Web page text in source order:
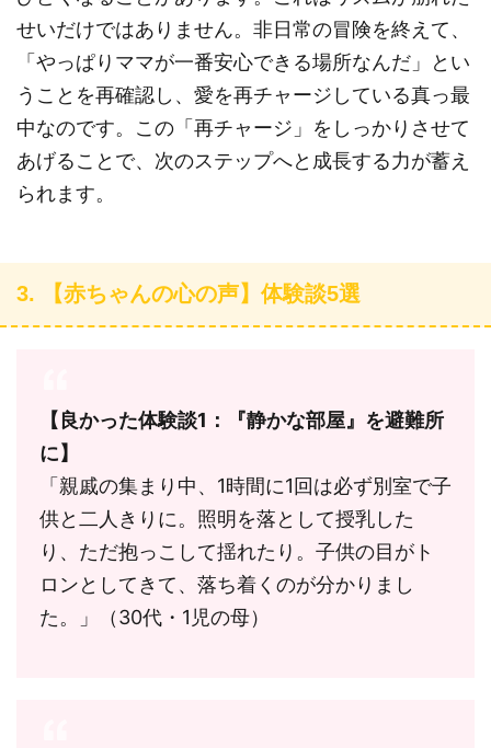
せいだけではありません。非日常の冒険を終えて、
「やっぱりママが一番安心できる場所なんだ」とい
うことを再確認し、愛を再チャージしている真っ最
中なのです。この「再チャージ」をしっかりさせて
あげることで、次のステップへと成長する力が蓄え
られます。
3. 【赤ちゃんの心の声】体験談5選
【良かった体験談1：『静かな部屋』を避難所
に】
「親戚の集まり中、1時間に1回は必ず別室で子
供と二人きりに。照明を落として授乳した
り、ただ抱っこして揺れたり。子供の目がト
ロンとしてきて、落ち着くのが分かりまし
た。」（30代・1児の母）